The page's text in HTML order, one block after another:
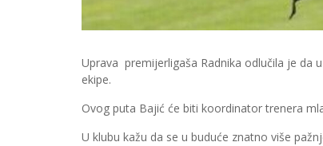
Uprava premijerligaša Radnika odlučila je da
ekipe.
Ovog puta Bajić će biti koordinator trenera
U klubu kažu da se u buduće znatno više